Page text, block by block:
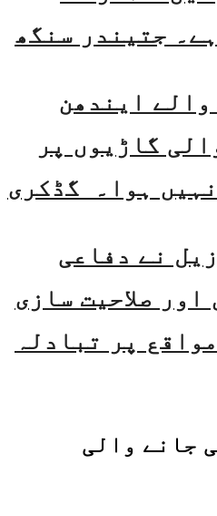
جتیندر سنگھ
والے ایندھن
گاڑیوں پر
ہوا۔ گڈکری
نے دفاعی
صلاحیت سازی
پر تبادلہ
جانے والی